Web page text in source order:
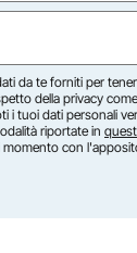
da te forniti per
della privacy
i tuoi dati personali
riportate in
con